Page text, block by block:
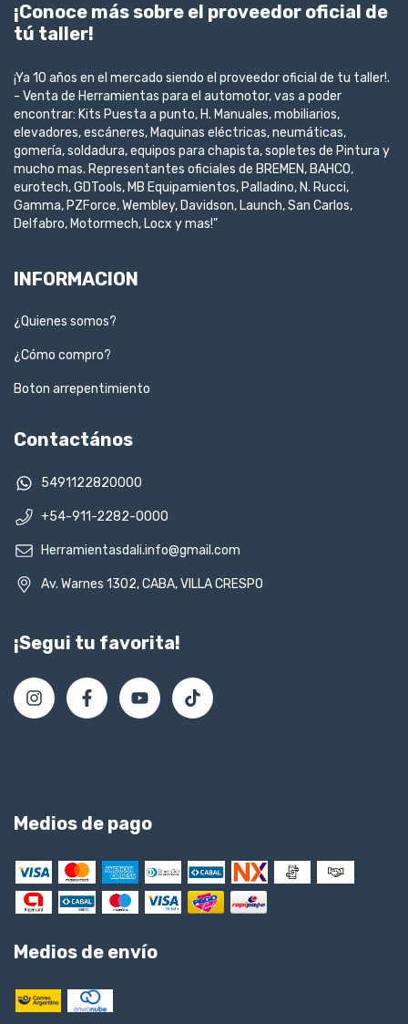
¡Conoce más sobre el proveedor oficial de
tú taller!
¡Ya 10 años en el mercado siendo el proveedor oficial de tu taller!.
- Venta de Herramientas para el automotor, vas a poder
encontrar: Kits Puesta a punto, H. Manuales, mobiliarios,
elevadores, escáneres, Maquinas eléctricas, neumáticas,
gomería, soldadura, equipos para chapista, sopletes de Pintura y
mucho mas. Representantes oficiales de BREMEN, BAHCO,
eurotech, GDTools, MB Equipamientos, Palladino, N. Rucci,
Gamma, PZForce, Wembley, Davidson, Launch, San Carlos,
Delfabro, Motormech, Locx y mas!"
INFORMACION
¿Quienes somos?
¿Cómo compro?
Boton arrepentimiento
Contactános
5491122820000
+54-911-2282-0000
Herramientasdali.info@gmail.com
Av. Warnes 1302, CABA, VILLA CRESPO
¡Segui tu favorita!
Medios de pago
Medios de envío